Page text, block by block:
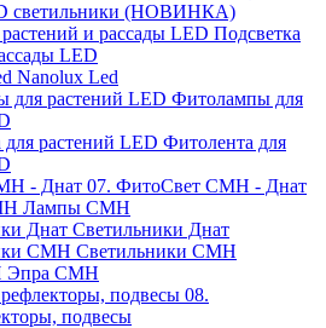
светильники (НОВИНКА)
Подсветка
LED
Nanolux Led
Фитолампы для
Фитолента для
07. ФитоСвет CMH - Днат
Лампы СМН
Светильники Днат
Светильники СМН
Эпра СМН
08.
подвесы